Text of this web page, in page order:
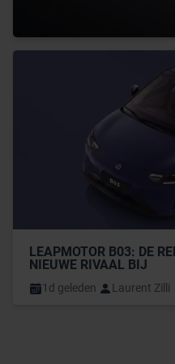
LEAPMOTOR B03: DE
NIEUWE RIVAAL BIJ
1d geleden Laurent Zilli